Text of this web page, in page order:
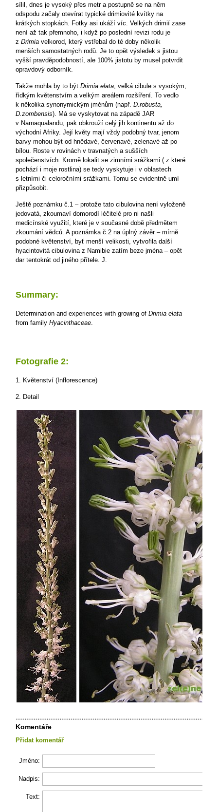
sílil, dnes je vysoký přes metr a postupně se na něm
odspodu začaly otevírat typické drimiovité kvítky na
krátkých stopkách. Fotky asi ukáží víc. Velkých drimií zase
není až tak přemnoho, i když po poslední revizi rodu je
z Drimia velkorod, který vstřebal do té doby několik
menších samostatných rodů. Je to opět výsledek s jistou
vyšší pravděpodobností, ale 100% jistotu by musel potvrdit
opravdový odborník.
Takže mohla by to být Drimia elata, velká cibule s vysokým,
řídkým květenstvím a velkým areálem rozšíření. To vedlo
k několika synonymickým jménům (např. D.robusta,
D.zombensis). Má se vyskytovat na západě JAR
v Namaqualandu, pak obkrouží celý jih kontinentu až do
východní Afriky. Její květy mají vždy podobný tvar, jenom
barvy mohou být od hnědavé, červenavé, zelenavé až po
bílou. Roste v rovinách v travnatých a sušších
společenstvích. Kromě lokalit se zimními srážkami ( z které
pochází i moje rostlina) se tedy vyskytuje i v oblastech
s letními či celoročními srážkami. Tomu se evidentně umí
přizpůsobit.
Ještě poznámku č.1 – protože tato cibulovina není vyloženě
jedovatá, zkoumaví domorodí léčitelé pro ni našli
medicínské využití, které je v současné době předmětem
zkoumání vědců. A poznámka č.2 na úplný závěr – mírně
podobné květenství, byť menší velikosti, vytvořila další
hyacintovitá cibulovina z Namibie zatím beze jména – opět
dar tentokrát od jiného přítele. J.
Summary:
Determination and experiences with growing of Drimia elata
from family Hyacinthaceae.
Fotografie 2:
1. Květenství (Inflorescence)
2. Detail
Komentáře
Přidat komentář
Jméno:
Nadpis:
Text: